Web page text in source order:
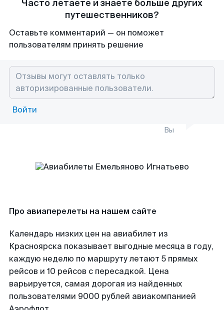
Часто летаете и знаете больше других
путешественников?
Оставьте комментарий — он поможет
пользователям принять решение
Войти
Вы
Про авиаперелеты на нашем сайте
Календарь низких цен на авиабилет из
Красноярска показывает выгодные месяца в году,
каждую неделю по маршруту летают 5 прямых
рейсов и 10 рейсов с пересадкой. Цена
варьируется, самая дорогая из найденных
пользователями 9000 рублей авиакомпанией